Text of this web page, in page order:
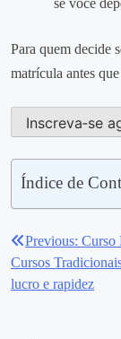
Para quem decide
matrícula antes
Inscreva‑se
Índice de
Navegação
de
Previous: Curso
Cursos
lucro e rapidez